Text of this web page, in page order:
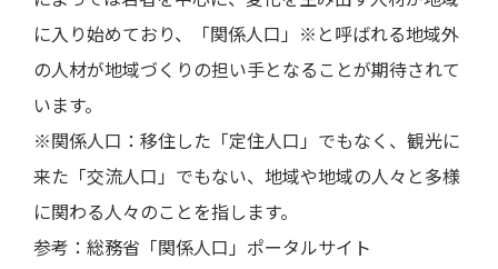
に入り始めており、「関係人口」※と呼ばれる地域外
の人材が地域づくりの担い手となることが期待されて
います。
※関係人口：移住した「定住人口」でもなく、観光に
来た「交流人口」でもない、地域や地域の人々と多様
に関わる人々のことを指します。
参考：総務省「関係人口」ポータルサイト